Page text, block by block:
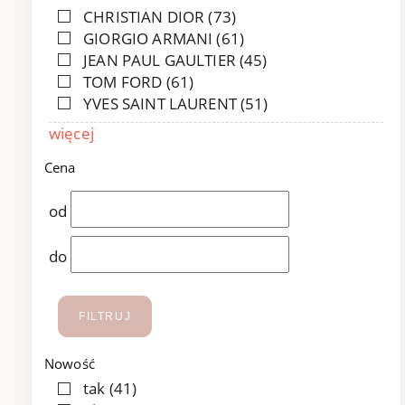
CHRISTIAN DIOR (73)
GIORGIO ARMANI (61)
JEAN PAUL GAULTIER (45)
TOM FORD (61)
YVES SAINT LAURENT(51)
więcej
Cena
od
do
FILTRUJ
Nowość
tak (41)